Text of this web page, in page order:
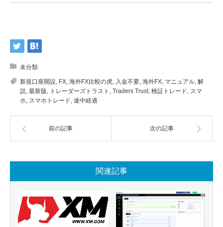
未分類
新規口座開設 FX 海外FX比較の虎 入金不要 海外FX マニュアル 解
説 最新版 トレーダーズトラスト Traders Trust 検証トレード
スマ
ホ
スマホトレード 途中経過
前の記事 次の記事
関連記事